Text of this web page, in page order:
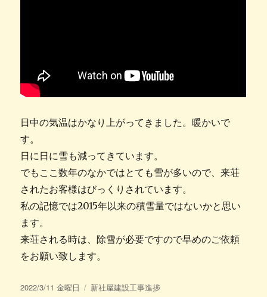
日中の気温はかなり上がってきました。暖かいで
す。
日に日に雪も減ってきています。
でもここ数年のなかではとても雪が多いので、来荘
されたお客様はびっくりされています。
私の記憶では2015年以来の積雪量ではないかと思い
ます。
来荘される時は、除雪が必要ですので早めのご依頼
をお願い致します。
投
2022/3/11 金曜日
カ
新社屋建設工事進捗